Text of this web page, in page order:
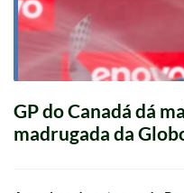
GP do Canadá dá
madrugada da